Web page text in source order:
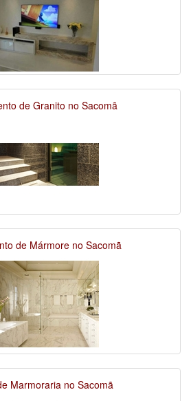
de Granito no Sacomã
de Mármore no Sacomã
Marmoraria no Sacomã